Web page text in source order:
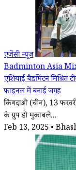
एजेंसी न्यूज
Badminton Asia
एशियाई बैडमिंटन मिश्रित
फाइनल में बनाई जगह
किंगदाओ (चीन), 13
के ग्रुप डी मुकाबले...
Feb 13, 2025 •